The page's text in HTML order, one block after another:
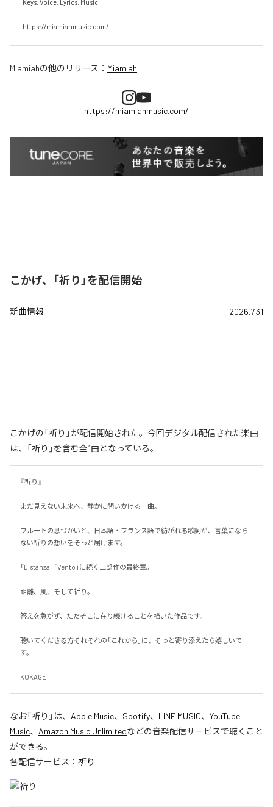
Keys, Voice, Lyrics, Music
https://miamiahmusic.com/
Miamiahの他のリリース： Miamiah
https://miamiahmusic.com/
こかげ、「祈り」を配信開始
新曲情報 2026.7.31
こかげの「祈り」が配信開始された。今回デジタル配信された楽曲
は、「祈り」を含む全1曲となっている。
『祈り』
まだ見えない未来へ、静かに問いかける一曲。
フルートの息づかいと、日本語・フランス語で紡がれる歌詞が、言葉になら
ない祈りの想いをそっと届けます。
「Distanza」「Vento」に続く三部作の最終章。
距離、風、そして祈り。
答えを急がず、ただそこに在り続けることを描いた作品です。
聴いてくださる方それぞれの「これから」に、そっと寄り添えたら嬉しいで
す。
KOKAGE
なお「祈り 」は、 Apple Music、 Spotify、 LINE MUSIC、 YouTube
Music、 Amazon Music Unlimitedなどの音楽配信サービスで聴くこと
ができる。
各配信サービス： 祈り